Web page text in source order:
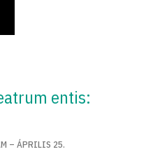
entis:
– ÁPRILIS 25.